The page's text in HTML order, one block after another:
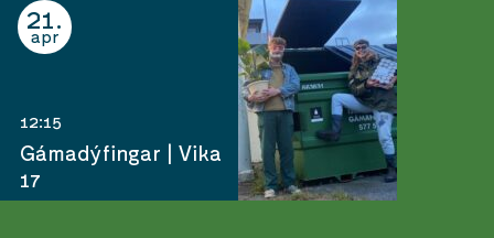
21
apr
12:15
Gámadýfingar | Vika
17